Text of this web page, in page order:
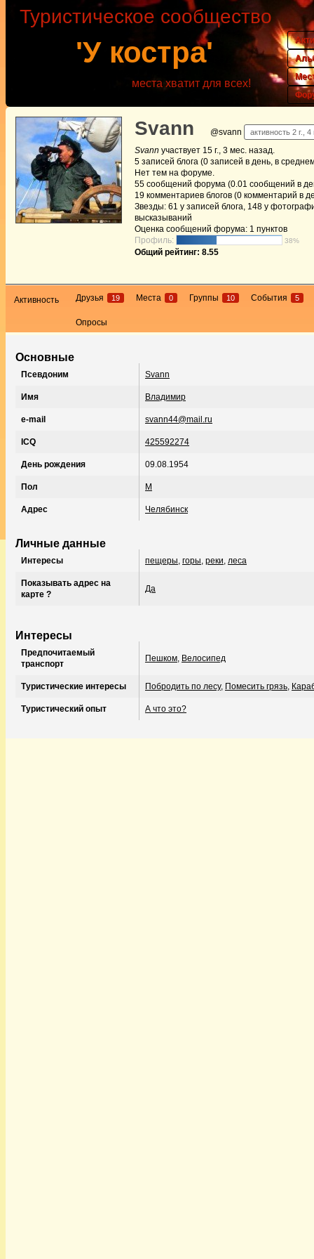
'У костра'
Туристическое сообщество
места хватит для всех!
Svann @svann активность 2 г.,
Svann участвует 15 г., 3 мес. назад.
5 записей блога (0 записей в день, в
Нет тем на форуме.
55 сообщений форума (0.01 сообщений в
19 комментариев блогов (0 комментарий в
Звезды: 61 у записей блога, 148 у
высказываний
Оценка сообщений форума: 1 пунктов
Профиль:
38%
Общий рейтинг: 8.55
Активность Друзья 19 Места 0 Группы 10 События 5
Опросы
Основные
Псевдоним Svann
Имя Владимир
e-mail svann44@mail.ru
ICQ 425592274
День рождения 09.08.1954
Пол М
Адрес Челябинск
Личные данные
Интересы пещеры горы реки леса
Показывать адрес на
карте ?
Да
Интересы
Предпочитаемый
транспорт
Пешком Велосипед
Туристические интересы Побродить по лесу, Помесить грязь
Туристический опыт А что это?